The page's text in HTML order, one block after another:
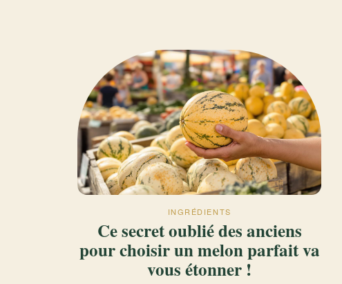
INGRÉDIENTS
Ce secret oublié des anciens
pour choisir un melon parfait va
vous étonner !